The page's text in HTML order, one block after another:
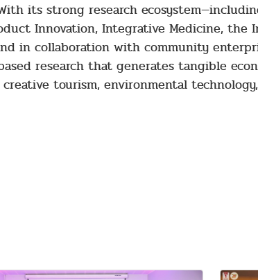
its strong research
Innovation, Integrative Medicine,
in collaboration with community
research that generates tangible
tourism, environmental